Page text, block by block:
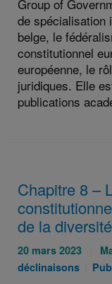
Group of
de spécialisation
belge, le
constitutionnel
européenne, le
juridiques. Elle
publications
Chapitre 8 –
de la diversité
Publié
le
20 mars 2023
:
déclinaisons